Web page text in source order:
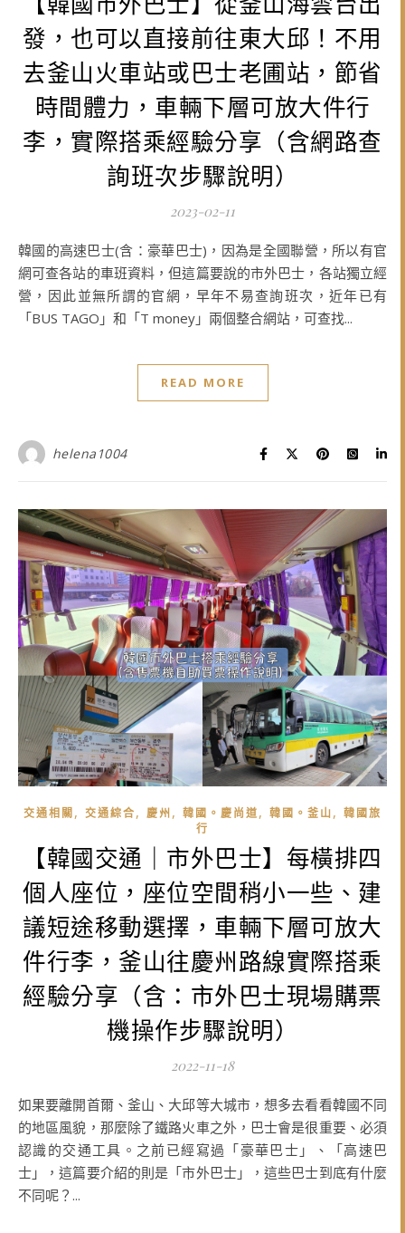
發，也可以直接前往東大邱！不用
去釜山火車站或巴士老圃站，節省
時間體力，車輛下層可放大件行
李，實際搭乘經驗分享（含網路查
詢班次步驟說明）
2023-02-11
韓國的高速巴士(含：豪華巴士)，因為是全國聯營，所以有官
網可查各站的車班資料，但這篇要說的市外巴士，各站獨立經
營，因此並無所謂的官網，早年不易查詢班次，近年已有
「BUS TAGO」和「T money」兩個整合網站，可查找...
READ MORE
helena1004
交通相關 , 交通綜合, 慶州 , 韓國。慶尚道, 韓國。釜山, 韓國旅
行
【韓國交通｜市外巴士】每橫排四
個人座位，座位空間稍小一些、建
議短途移動選擇，車輛下層可放大
件行李，釜山往慶州路線實際搭乘
經驗分享（含：市外巴士現場購票
機操作步驟說明）
2022-11-18
如果要離開首爾、釜山、大邱等大城市，想多去看看韓國不同
的地區風貌，那麼除了鐵路火車之外，巴士會是很重要、必須
認識的交通工具。之前已經寫過「豪華巴士」、「高速巴
士」，這篇要介紹的則是「市外巴士」，這些巴士到底有什麼
不同呢？...